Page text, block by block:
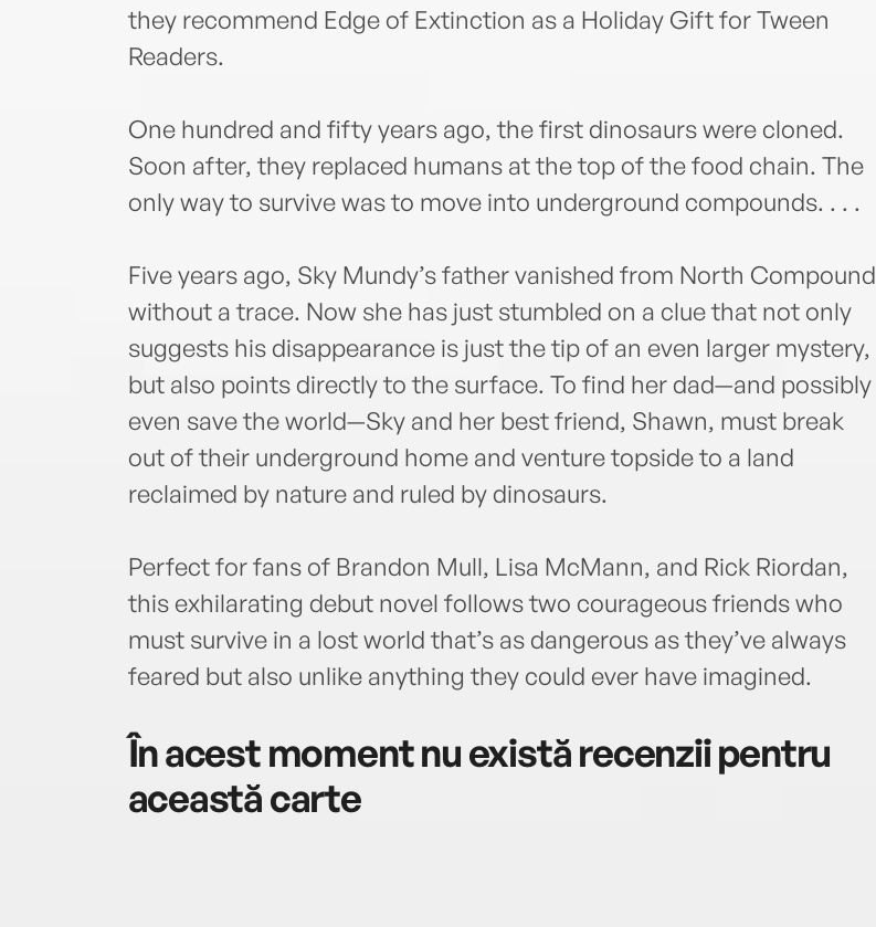
they recommend Edge of Extinction as a Holiday Gift for Tween
Readers.
One hundred and fifty years ago, the first dinosaurs were cloned.
Soon after, they replaced humans at the top of the food chain. The
only way to survive was to move into underground compounds. . . .
Five years ago, Sky Mundy’s father vanished from North Compound
without a trace. Now she has just stumbled on a clue that not only
suggests his disappearance is just the tip of an even larger mystery,
but also points directly to the surface. To find her dad—and possibly
even save the world—Sky and her best friend, Shawn, must break
out of their underground home and venture topside to a land
reclaimed by nature and ruled by dinosaurs.
Perfect for fans of Brandon Mull, Lisa McMann, and Rick Riordan,
this exhilarating debut novel follows two courageous friends who
must survive in a lost world that’s as dangerous as they’ve always
feared but also unlike anything they could ever have imagined.
În acest moment nu există recenzii pentru
această carte